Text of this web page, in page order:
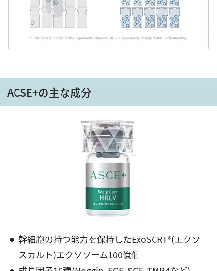
ACSE+の主な成分
幹細胞の持つ能力を保持したExoSCRT®(エクソ
スカルト)エクソソーム100億個